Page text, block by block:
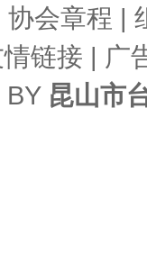
协会章程 |
链接 | 广
BY 昆山市